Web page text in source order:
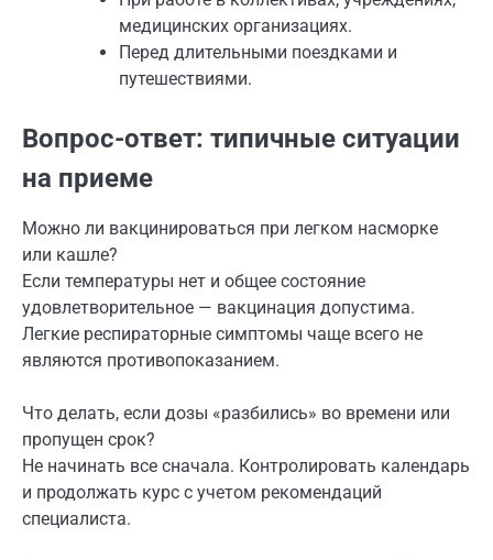
медицинских организациях.
Перед длительными поездками и
путешествиями.
Вопрос-ответ: типичные ситуации
на приеме
Можно ли вакцинироваться при легком насморке
или кашле?
Если температуры нет и общее состояние
удовлетворительное — вакцинация допустима.
Легкие респираторные симптомы чаще всего не
являются противопоказанием.
Что делать, если дозы «разбились» во времени или
пропущен срок?
Не начинать все сначала. Контролировать календарь
и продолжать курс с учетом рекомендаций
специалиста.